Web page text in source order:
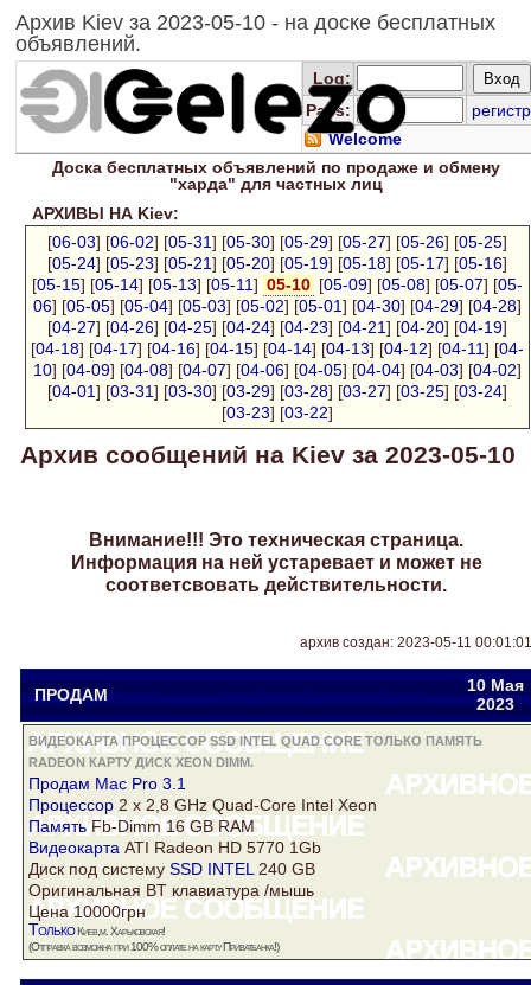
Архив Kiev за 2023-05-10 - на доске бесплатных
объявлений.
Log:
Pass:
регистр
Welcome
Доска бесплатныхобъявлений по продаже и обмену
"харда" для частных лиц
АРХИВЫ НА Kiev:
[06-03] [06-02] [05-31] [05-30] [05-29] [05-27] [05-26] [05-25]
[05-24] [05-23] [05-21] [05-20] [05-19] [05-18] [05-17] [05-16]
[05-15] [05-14] [05-13] [05-11] 05-10 [05-09] [05-08] [05-07] [05-
06] [05-05] [05-04] [05-03] [05-02] [05-01] [04-30] [04-29] [04-28]
[04-27] [04-26] [04-25] [04-24] [04-23] [04-21] [04-20] [04-19]
[04-18] [04-17] [04-16] [04-15] [04-14] [04-13] [04-12] [04-11] [04-
10] [04-09] [04-08] [04-07] [04-06] [04-05] [04-04] [04-03] [04-02]
[04-01] [03-31] [03-30] [03-29] [03-28] [03-27] [03-25] [03-24]
[03-23] [03-22]
Архив сообщений на Kiev за 2023-05-10
Внимание!!! Это техническая страница.
Информация на ней устаревает и может не
соответсвовать действительности.
архив создан: 2023-05-11 00:01:01
ПРОДАМ Drake yuriytimoschuk@gmail.com
10 Мая
2023
ВИДЕОКАРТА ПРОЦЕССОР SSD INTEL QUAD CORE ТОЛЬКО ПАМЯТЬ
RADEON КАРТУ ДИСК XEON DIMM.
Продам Mac Pro 3.1
Процессор 2 x 2,8 GHz Quad-Core Intel Xeon
ПамятьFb-Dimm 16 GB RAM
Видеокарта ATI Radeon HD 5770 1Gb
Диск под систему SSD INTEL 240 GB
Оригинальная BT клавиатура /мышь
Цена 10000грн
ТолькоКиев,м. Харьковская!
(Отправка возможна при 100% оплате накартуПриватбанка!)